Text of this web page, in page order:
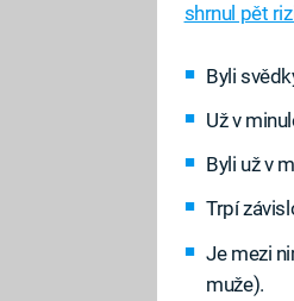
shrnul pět
Byli
Už v
Byli už v
Trpí
Je mezi
muže).